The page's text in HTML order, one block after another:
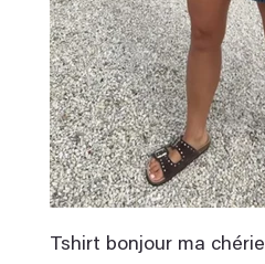
Tshirt bonjour ma chérie